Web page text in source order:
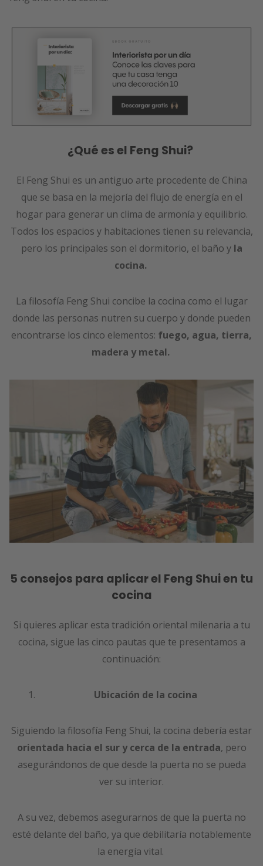
¿Qué es el Feng Shui?
El Feng Shui es un antiguo arte procedente de China
que se basa en la mejoría del flujo de energía en el
hogar para generar un clima de armonía y equilibrio.
Todos los espacios y habitaciones tienen su relevancia,
pero los principales son el dormitorio, el baño y la
cocina.
La filosofía Feng Shui concibe la cocina como el lugar
donde las personas nutren su cuerpo y donde pueden
encontrarse los cinco elementos: fuego, agua, tierra,
madera y metal.
5 consejos para aplicar el Feng Shui en tu
cocina
Si quieres aplicar esta tradición oriental milenaria a tu
cocina, sigue las cinco pautas que te presentamos a
continuación:
Ubicación de la cocina
Siguiendo la filosofía Feng Shui, la cocina debería estar
orientada hacia el sur y cerca de la entrada, pero
asegurándonos de que desde la puerta no se pueda
ver su interior.
A su vez, debemos asegurarnos de que la puerta no
esté delante del baño, ya que debilitaría notablemente
la energía vital.